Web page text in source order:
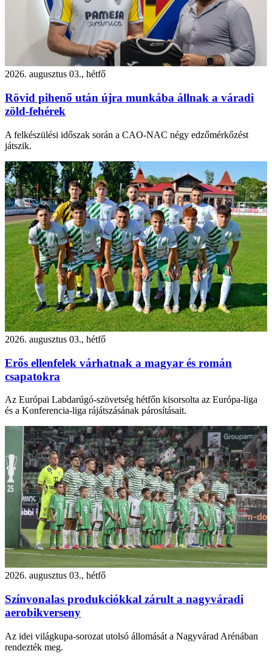
2026. augusztus 03., hétfő
Rövid pihenő után újra munkába állnak a váradi
zöld-fehérek
A felkészülési időszak során a CAO-NAC négy edzőmérkőzést
játszik.
2026. augusztus 03., hétfő
Erős ellenfelek várhatnak a magyar és román
csapatokra
Az Európai Labdarúgó-szövetség hétfőn kisorsolta az Európa-liga
és a Konferencia-liga rájátszásának párosításait.
2026. augusztus 03., hétfő
Színvonalas produkciókkal zárult a nagyváradi
aerobikverseny
Az idei világkupa-sorozat utolsó állomását a Nagyvárad Arénában
rendezték meg.